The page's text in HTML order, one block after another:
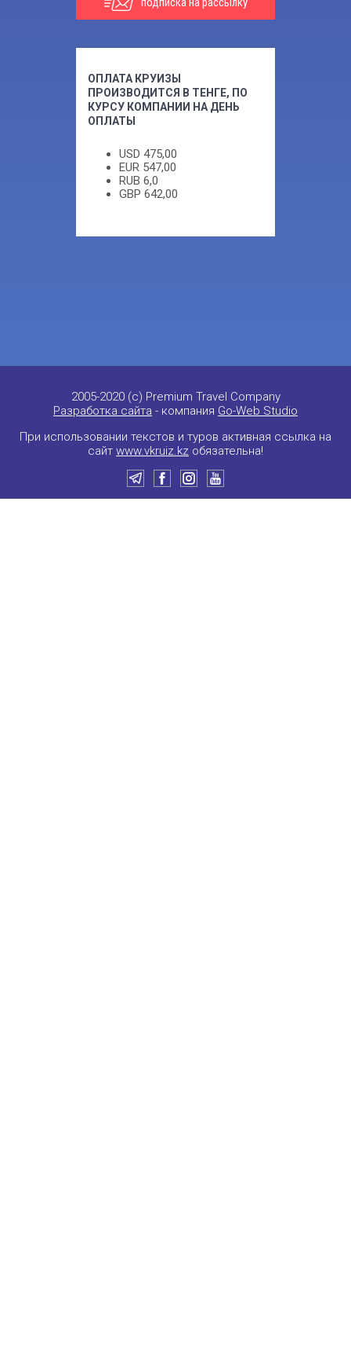
ОПЛАТА КРУИЗЫ
ПРОИЗВОДИТСЯ В ТЕНГЕ, ПО
КУРСУ КОМПАНИИ НА ДЕНЬ
ОПЛАТЫ
USD 475,00
EUR 547,00
RUB 6,0
GBP 642,00
2005-2020 (c) Premium Travel Company
Разработка сайта - компания Go-Web Studio
При использовании текстов и туров активная ссылка на
сайт www.vkruiz.kz обязательна!